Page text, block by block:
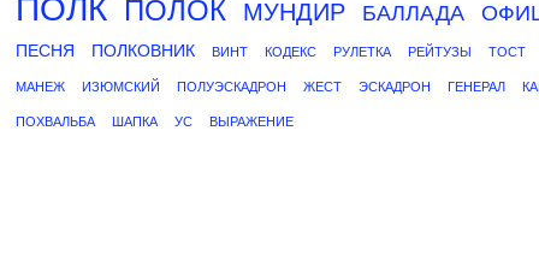
ПОЛК ПОЛОК МУНДИР БАЛЛАДА
ПЕСНЯ ПОЛКОВНИК ВИНТ КОДЕКС РУЛЕТКА РЕЙТУЗЫ ТОСТ
МАНЕЖ ИЗЮМСКИЙ ПОЛУЭСКАДРОН ЖЕСТ ЭСКАДРОН ГЕНЕРАЛ
ПОХВАЛЬБА ШАПКА УС ВЫРАЖЕНИЕ